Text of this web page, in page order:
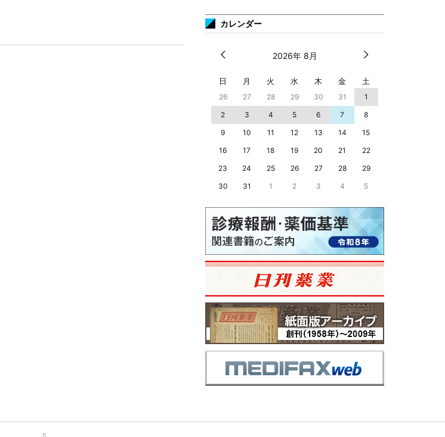
カレンダー
2026年 8月
日 月 火 水 木 金 土
26 27 28 29 30 31
1
2
3 4 5 6 7
8
9
10 11 12 13 14
15
16
17 18 19 20 21
22
23
24 25 26 27 28
29
30
31 1 2 3 4 5